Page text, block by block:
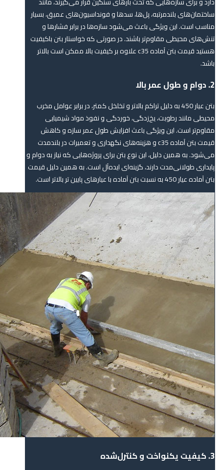
ساختمان‌های بلندمرتبه، پل‌ها، سدها و فونداسیون‌های عمیق، بسیار
مناسب است. این ویژگی باعث می‌شود سازه‌ها در برابر فشارها و
تنش‌های محیطی مقاوم‌تر باشند. در صورتی که خواستار بتن باکیفیت
هستید قیمت بتن آماده c35 علاوه بر کیفیت بالا ممکن است بالاتر
باشد.
2. دوام و طول عمر بالا
بتن عیار 450 به دلیل تراکم بالاتر و تخلخل کمتر، در برابر عوامل مخرب
محیطی مانند رطوبت، یخ‌زدگی، خوردگی و نفوذ مواد شیمیایی
مقاوم‌تر است. این ویژگی باعث افزایش طول عمر سازه و کاهش
قیمت بتن آماده c35 و هزینه‌های نگهداری و تعمیرات در بلندمدت
می‌شود. به همین دلیل، این نوع بتن برای پروژه‌هایی که نیاز به دوام و
پایداری طولانی‌مدت دارند، گزینه‌ای ایده‌آل است. به همین دلیل قیمت
بتن آماده عیار 450 به نسبت بتن آماده با عیارهای پایین تر بالاتر است.
3. کیفیت یکنواخت و کنترل‌شده